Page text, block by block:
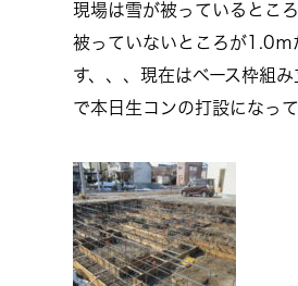
現場は雪が被っているとこ
被っていないところが1.0ｍ
す、、、現在はベース枠組
で本日生コンの打設になって